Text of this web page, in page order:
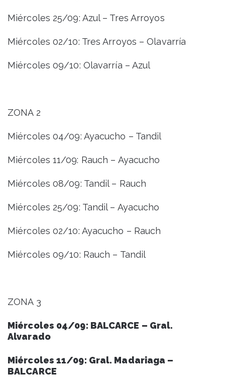
Miércoles 25/09: Azul – Tres Arroyos
Miércoles 02/10: Tres Arroyos – Olavarría
Miércoles 09/10: Olavarría – Azul
ZONA 2
Miércoles 04/09: Ayacucho – Tandil
Miércoles 11/09: Rauch – Ayacucho
Miércoles 08/09: Tandil – Rauch
Miércoles 25/09: Tandil – Ayacucho
Miércoles 02/10: Ayacucho – Rauch
Miércoles 09/10: Rauch – Tandil
ZONA 3
Miércoles 04/09: BALCARCE – Gral.
Alvarado
Miércoles 11/09: Gral. Madariaga –
BALCARCE